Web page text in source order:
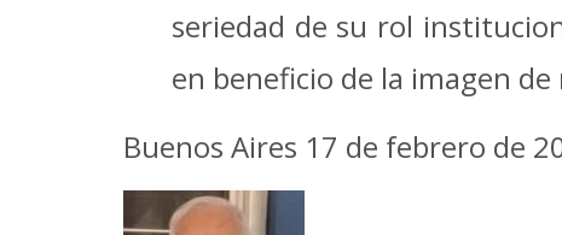
seriedad de su rol
en beneficio de la imagen
Buenos Aires 17 de febrero de